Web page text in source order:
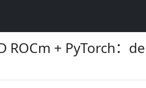
ROCm + PyTorch：